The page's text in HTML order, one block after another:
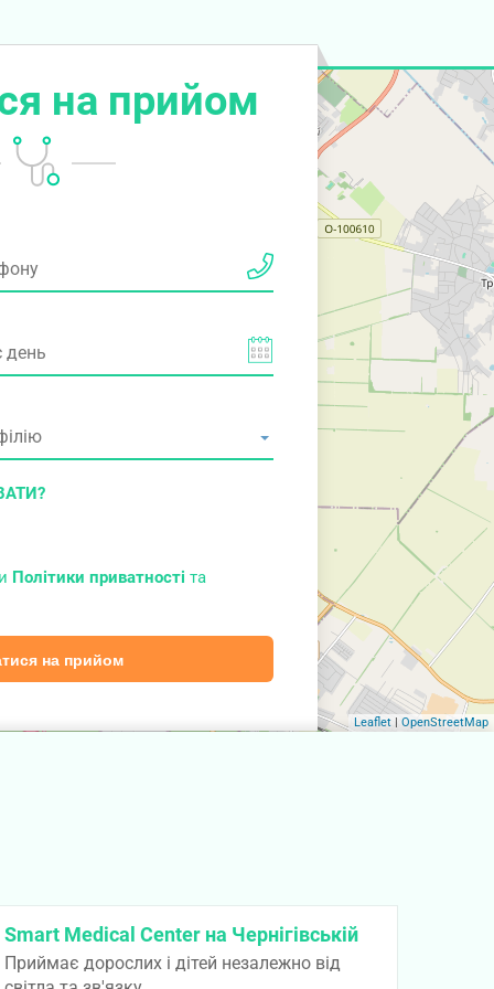
на прийом
Політики приватності та
на прийом
Leaflet | OpenStreetMap
Smart Medical Center на Чернігівській
Приймає дорослих і дітей незалежно від